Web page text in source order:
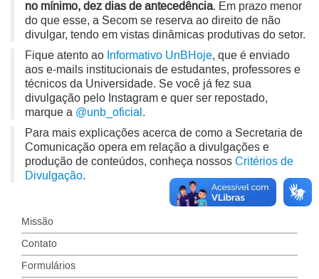
no mínimo, dez dias de antecedência. Em prazo menor
do que esse, a Secom se reserva ao direito de não
divulgar, tendo em vistas dinâmicas produtivas do setor.
Fique atento ao Informativo UnBHoje, que é enviado
aos e-mails institucionais de estudantes, professores e
técnicos da Universidade. Se você já fez sua
divulgação pelo Instagram e quer ser repostado,
marque a @unb_oficial.
Para mais explicações acerca de como a Secretaria de
Comunicação opera em relação a divulgações e
produção de conteúdos, conheça nossos Critérios de
Divulgação.
Missão
Contato
Formulários